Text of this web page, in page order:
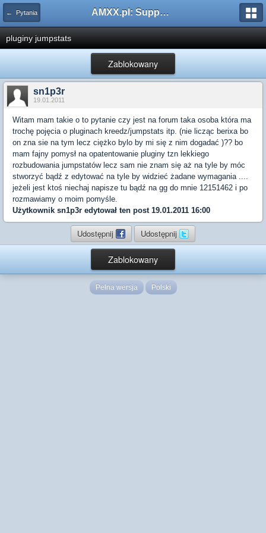
← Pytania AMXX.pl: Support AMX Mod X i SourceMod
pluginy jumpstats
Zablokowany
sn1p3r
19.01.2011
Witam mam takie o to pytanie czy jest na forum taka osoba która ma
trochę pojęcia o pluginach kreedz/jumpstats itp. (nie licząc berixa bo
on zna sie na tym lecz ciężko bylo by mi się z nim dogadać )?? bo
mam fajny pomysł na opatentowanie pluginy tzn lekkiego
rozbudowania jumpstatów lecz sam nie znam się aż na tyle by móc
stworzyć bądź z edytować na tyle by widzieć żadane wymagania ....
jeżeli jest ktoś niechaj napisze tu bądź na gg do mnie 12151462 i po
rozmawiamy o moim pomyśle.
Użytkownik sn1p3r edytował ten post 19.01.2011 16:00
Udostępnij Udostępnij
Zablokowany
Pełna wersja Polski